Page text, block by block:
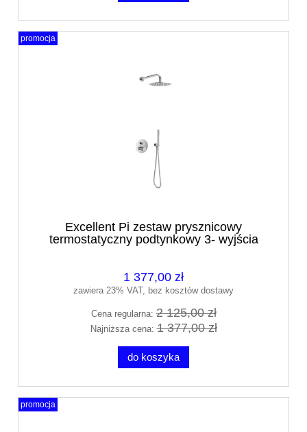
Excellent Pi zestaw prysznicowy
termostatyczny podtynkowy 3- wyjścia
1 377,00 zł
zawiera 23% VAT, bez kosztów dostawy
Cena regularna:2 125,00 zł
Najniższa cena:1 377,00 zł
do koszyka
promocja
promocja